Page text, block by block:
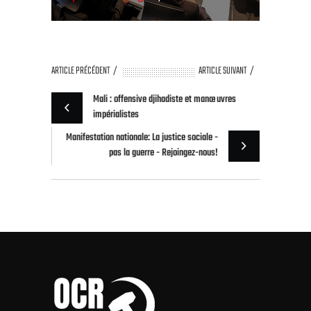
ARTICLE PRÉCÉDENT
ARTICLE SUIVANT
Mali : offensive djihadiste et manœuvres
impérialistes
Manifestation nationale: La justice sociale -
pas la guerre - Rejoingez-nous!